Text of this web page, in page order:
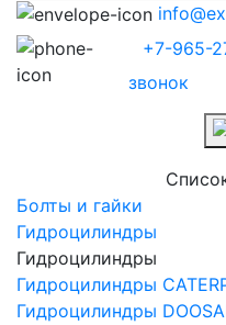
+7-965-
звонок
Болты и гайки
Гидроцилиндры
Гидроцилиндры
Гидроцилиндры
Гидроцилиндры